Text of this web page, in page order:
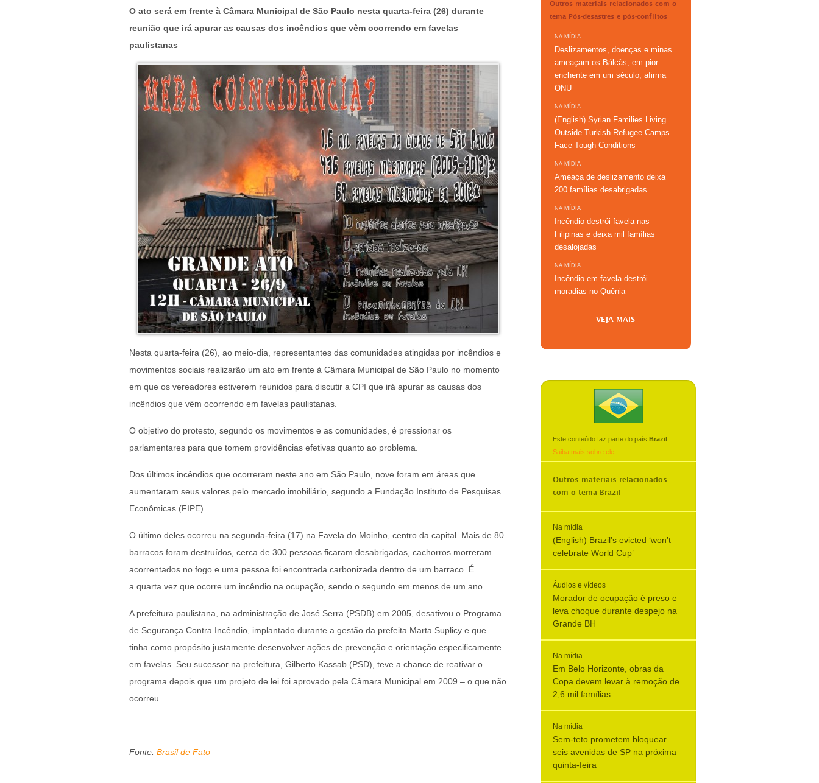
O ato será em frente à Câmara Municipal de São Paulo nesta quarta-feira (26) durante
reunião que irá apurar as causas dos incêndios que vêm ocorrendo em favelas
paulistanas
Nesta quarta-feira (26), ao meio-dia, representantes das comunidades atingidas por incêndios e
movimentos sociais realizarão um ato em frente à Câmara Municipal de São Paulo no momento
em que os vereadores estiverem reunidos para discutir a CPI que irá apurar as causas dos
incêndios que vêm ocorrendo em favelas paulistanas.
O objetivo do protesto, segundo os movimentos e as comunidades, é pressionar os
parlamentares para que tomem providências efetivas quanto ao problema.
Dos últimos incêndios que ocorreram neste ano em São Paulo, nove foram em áreas que
aumentaram seus valores pelo mercado imobiliário, segundo a Fundação Instituto de Pesquisas
Econômicas (FIPE).
O último deles ocorreu na segunda-feira (17) na Favela do Moinho, centro da capital. Mais de 80
barracos foram destruídos, cerca de 300 pessoas ficaram desabrigadas, cachorros morreram
acorrentados no fogo e uma pessoa foi encontrada carbonizada dentro de um barraco. É
a quarta vez que ocorre um incêndio na ocupação, sendo o segundo em menos de um ano.
A prefeitura paulistana, na administração de José Serra (PSDB) em 2005, desativou o Programa
de Segurança Contra Incêndio, implantado durante a gestão da prefeita Marta Suplicy e que
tinha como propósito justamente desenvolver ações de prevenção e orientação especificamente
em favelas. Seu sucessor na prefeitura, Gilberto Kassab (PSD), teve a chance de reativar o
programa depois que um projeto de lei foi aprovado pela Câmara Municipal em 2009 – o que não
ocorreu.
Fonte: Brasil de Fato
Outros materiais relacionados com o
tema Pós-desastres e pós-conflitos
NA MÍDIA
Deslizamentos, doenças e minas
ameaçam os Bálcãs, em pior
enchente em um século, afirma
ONU
NA MÍDIA
(English) Syrian Families Living
Outside Turkish Refugee Camps
Face Tough Conditions
NA MÍDIA
Ameaça de deslizamento deixa
200 famílias desabrigadas
NA MÍDIA
Incêndio destrói favela nas
Filipinas e deixa mil famílias
desalojadas
NA MÍDIA
Incêndio em favela destrói
moradias no Quênia
VEJA MAIS
Este conteúdo faz parte do país Brazil
Saiba mais sobre ele
Outros materiais relacionados
com o tema
Brazil
Na mídia
(English) Brazil’s evicted ‘won’t
celebrate World Cup’
Áudios e vídeos
Morador de ocupação é preso e
leva choque durante despejo na
Grande BH
Na mídia
Em Belo Horizonte, obras da
Copa devem levar à remoção de
2,6 mil famílias
Na mídia
Sem-teto prometem bloquear
seis avenidas de SP na próxima
quinta-feira